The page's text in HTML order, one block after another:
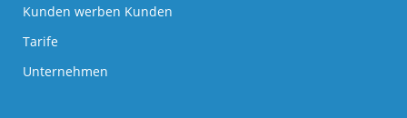
Kunden werben Kunden
Tarife
Unternehmen